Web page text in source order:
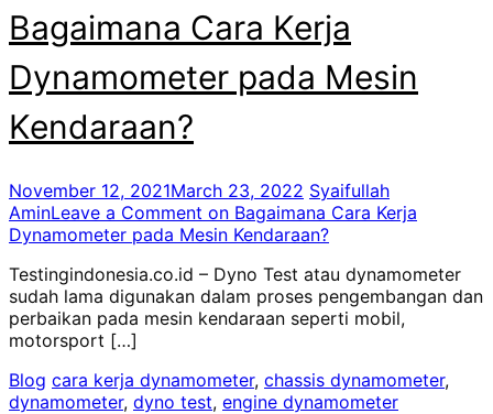
Bagaimana Cara Kerja
Dynamometer pada Mesin
Kendaraan?
November 12, 2021March 23, 2022 Syaifullah
AminLeave a Comment on Bagaimana Cara Kerja
Dynamometer pada Mesin Kendaraan?
Testingindonesia.co.id – Dyno Test atau dynamometer
sudah lama digunakan dalam proses pengembangan dan
perbaikan pada mesin kendaraan seperti mobil,
motorsport […]
Blog cara kerja dynamometer, chassis dynamometer,
dynamometer, dyno test, engine dynamometer